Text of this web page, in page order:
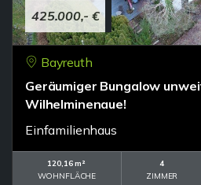
425.000,- €
Bayreuth
Geräumiger Bungalow
Wilhelminenaue!
Einfamilienhaus
120,16 m²
WOHNFLÄCHE
4
ZIMMER